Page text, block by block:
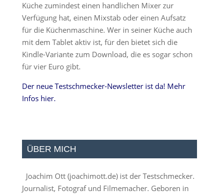
Küche zumindest einen handlichen Mixer zur
Verfügung hat, einen Mixstab oder einen Aufsatz
für die Küchenmaschine. Wer in seiner Küche auch
mit dem Tablet aktiv ist, für den bietet sich die
Kindle-Variante zum Download, die es sogar schon
für vier Euro gibt.
Der neue Testschmecker-Newsletter ist da! Mehr
Infos hier.
ÜBER MICH
Joachim Ott (joachimott.de) ist der Testschmecker.
Journalist, Fotograf und Filmemacher. Geboren in